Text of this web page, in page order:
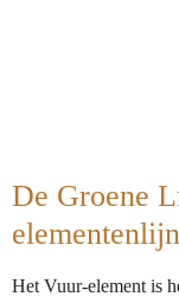
De Groene
elementenlijn
Het Vuur-element is